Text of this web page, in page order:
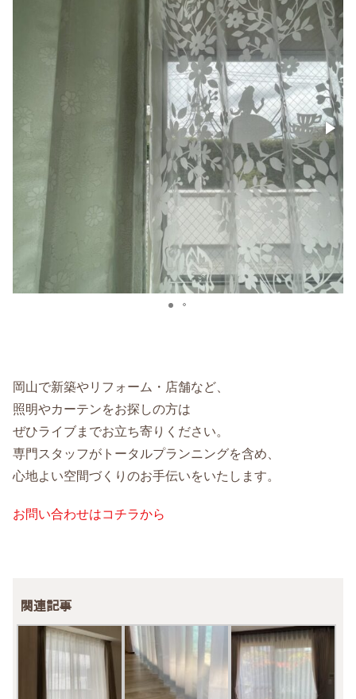
岡山で新築やリフォーム・店舗など、
照明やカーテンをお探しの方は
ぜひライブまでお立ち寄りください。
専門スタッフがトータルプランニングを含め、
心地よい空間づくりのお手伝いをいたします。
お問い合わせはコチラから
関連記事